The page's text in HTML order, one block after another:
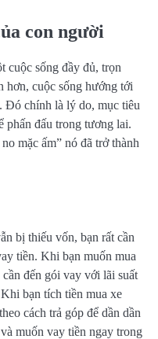
con người
cuộc sống đầy đủ, trọn
hơn, cuộc sống hướng tới
Đó chính là lý do, mục tiêu
phấn đấu trong tương lai.
mặc ấm” nó đã trở thành
bị thiếu vốn, bạn rất cần
tiền. Khi bạn muốn mua
đến gói vay với lãi suất
bạn tích tiền mua xe
cách trả góp để dần dần
muốn vay tiền ngay trong